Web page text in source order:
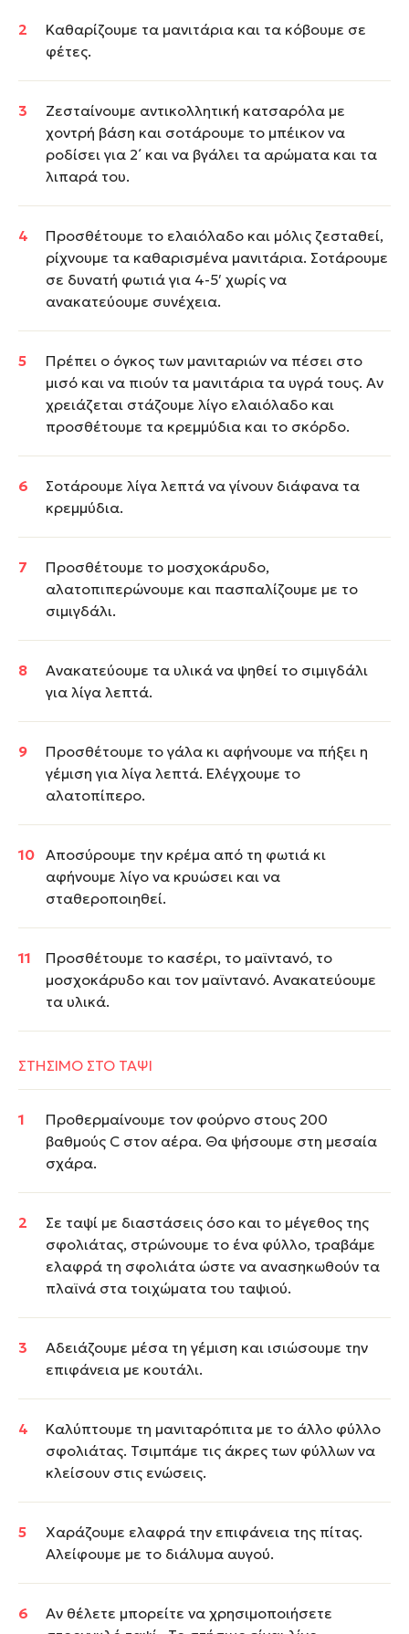
Καθαρίζουμε τα μανιτάρια και τα κόβουμε σε
φέτες.
Ζεσταίνουμε αντικολλητική κατσαρόλα με
χοντρή βάση και σοτάρουμε το μπέικον να
ροδίσει για 2΄ και να βγάλει τα αρώματα και τα
λιπαρά του.
Προσθέτουμε το ελαιόλαδο και μόλις ζεσταθεί,
ρίχνουμε τα καθαρισμένα μανιτάρια. Σοτάρουμε
σε δυνατή φωτιά για 4-5′ χωρίς να
ανακατεύουμε συνέχεια.
Πρέπει ο όγκος των μανιταριών να πέσει στο
μισό και να πιούν τα μανιτάρια τα υγρά τους. Αν
χρειάζεται στάζουμε λίγο ελαιόλαδο και
προσθέτουμε τα κρεμμύδια και το σκόρδο.
Σοτάρουμε λίγα λεπτά να γίνουν διάφανα τα
κρεμμύδια.
Προσθέτουμε το μοσχοκάρυδο,
αλατοπιπερώνουμε και πασπαλίζουμε με το
σιμιγδάλι.
Ανακατεύουμε τα υλικά να ψηθεί το σιμιγδάλι
για λίγα λεπτά.
Προσθέτουμε το γάλα κι αφήνουμε να πήξει η
γέμιση για λίγα λεπτά. Ελέγχουμε το
αλατοπίπερο.
Αποσύρουμε την κρέμα από τη φωτιά κι
αφήνουμε λίγο να κρυώσει και να
σταθεροποιηθεί.
Προσθέτουμε το κασέρι, το μαϊντανό, το
μοσχοκάρυδο και τον μαϊντανό. Ανακατεύουμε
τα υλικά.
ΣΤΗΣΙΜΟ ΣΤΟ ΤΑΨΙ
Προθερμαίνουμε τον φούρνο στους 200
βαθμούς C στον αέρα. Θα ψήσουμε στη μεσαία
σχάρα.
Σε ταψί με διαστάσεις όσο και το μέγεθος της
σφολιάτας, στρώνουμε το ένα φύλλο, τραβάμε
ελαφρά τη σφολιάτα ώστε να ανασηκωθούν τα
πλαϊνά στα τοιχώματα του ταψιού.
Αδειάζουμε μέσα τη γέμιση και ισιώσουμε την
επιφάνεια με κουτάλι.
Καλύπτουμε τη μανιταρόπιτα με το άλλο φύλλο
σφολιάτας. Τσιμπάμε τις άκρες των φύλλων να
κλείσουν στις ενώσεις.
Χαράζουμε ελαφρά την επιφάνεια της πίτας.
Αλείφουμε με το διάλυμα αυγού.
Αν θέλετε μπορείτε να χρησιμοποιήσετε